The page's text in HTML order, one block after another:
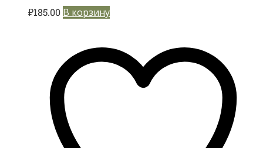
₽185.00 В корзину